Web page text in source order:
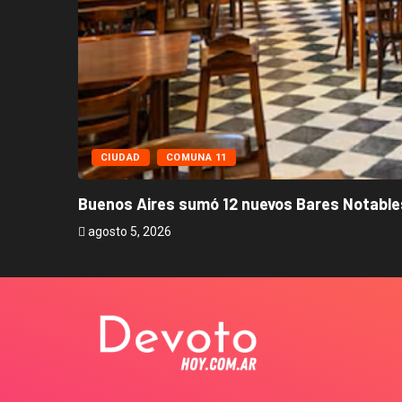
CIUDAD COMUNA 11
Buenos Aires sumó 12 nuevos Bares
agosto 5, 2026